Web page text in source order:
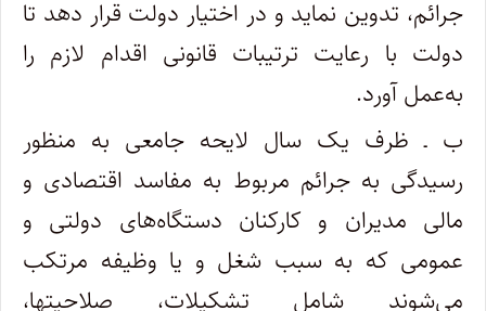
جرائم، تدوین نماید و در اختیار دولت قرار دهد تا
دولت با رعایت ترتیبات قانونی اقدام لازم را
به‌عمل آورد.
ب ـ ظرف یک سال لایحه جامعی به منظور
رسیدگی به جرائم مربوط به مفاسد اقتصادی و
مالی مدیران و کارکنان دستگاه‌های دولتی و
عمومی که به سبب شغل و یا وظیفه مرتکب
می‌شوند شامل تشکیلات، صلاحیتها،